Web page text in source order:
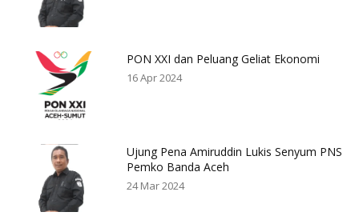
PON XXI dan Peluang Geliat Ekonomi
16 Apr 2024
Ujung Pena Amiruddin Lukis Senyum PNS
Pemko Banda Aceh
24 Mar 2024